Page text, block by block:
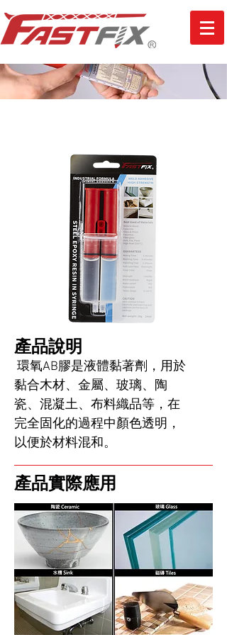
產品說明
環氧AB膠是液體黏著劑，用於
黏合木材、金屬、玻璃、陶
瓷、混凝土、布料織品等，在
完全固化的過程中顏色透明，
以便於材料混和。
產品實際應用